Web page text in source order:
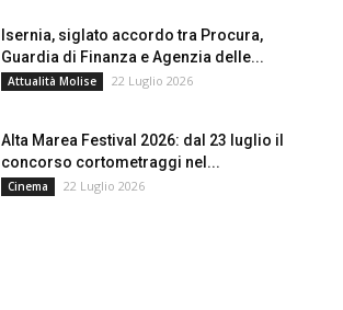
Isernia, siglato accordo tra Procura,
Guardia di Finanza e Agenzia delle...
Attualità Molise 22 Luglio 2026
Alta Marea Festival 2026: dal 23 luglio il
concorso cortometraggi nel...
Cinema 22 Luglio 2026